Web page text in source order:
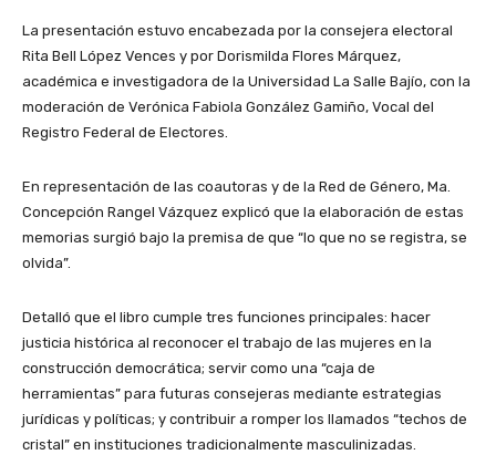
La presentación estuvo encabezada por la consejera electoral
Rita Bell López Vences y por Dorismilda Flores Márquez,
académica e investigadora de la Universidad La Salle Bajío, con la
moderación de Verónica Fabiola González Gamiño, Vocal del
Registro Federal de Electores.
En representación de las coautoras y de la Red de Género, Ma.
Concepción Rangel Vázquez explicó que la elaboración de estas
memorias surgió bajo la premisa de que “lo que no se registra, se
olvida”.
Detalló que el libro cumple tres funciones principales: hacer
justicia histórica al reconocer el trabajo de las mujeres en la
construcción democrática; servir como una “caja de
herramientas” para futuras consejeras mediante estrategias
jurídicas y políticas; y contribuir a romper los llamados “techos de
cristal” en instituciones tradicionalmente masculinizadas.